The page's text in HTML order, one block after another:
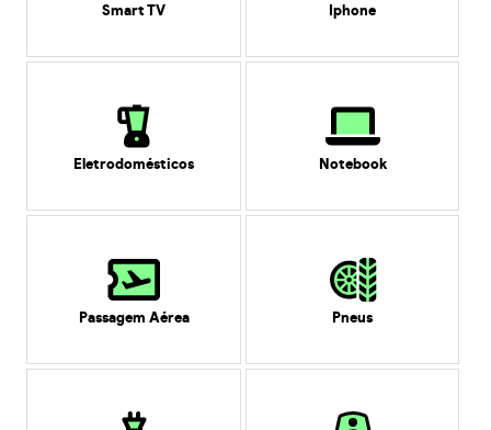
Smart TV Iphone
Eletrodomésticos Notebook
Passagem Aérea Pneus